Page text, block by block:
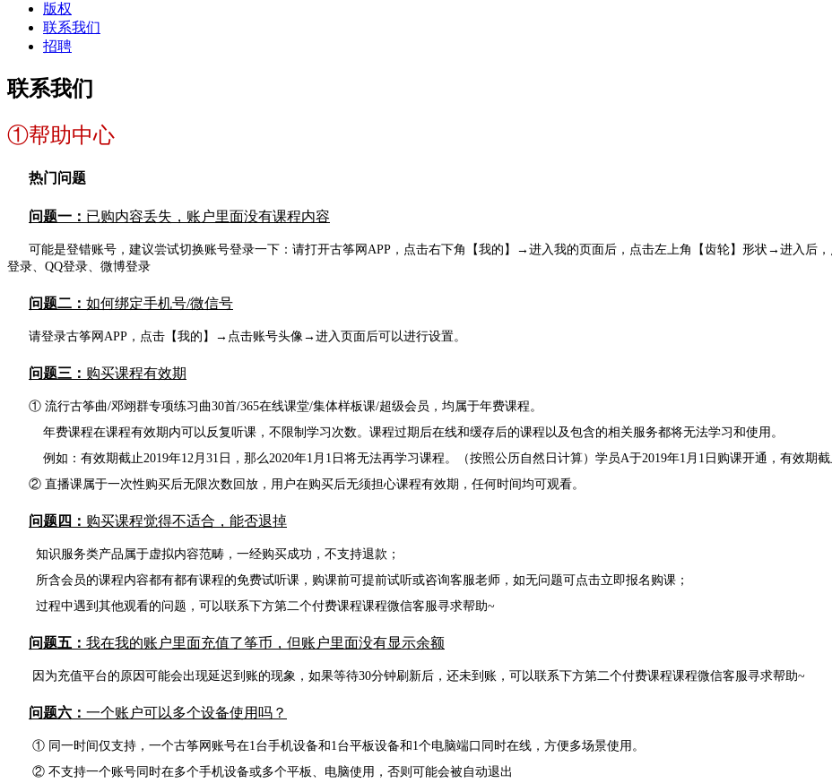
版权
联系我们
招聘
联系我们
①帮助中心
热门问题
问题一： 已购内容丢失，账户里面没有课程内容
可能是登错账号，建议尝试切换账号登录一下：请打开古筝网APP，点击右下角【我的】→进入我的页面后，点击左上角【齿轮】形状→进入后，
登录、QQ登录、微博登录
问题二： 如何绑定手机号/微信号
请登录古筝网APP，点击【我的】 →点击账号头像→进入页面后可以进行设置。
问题三： 购买课程有效期
① 流行古筝曲/邓翊群专项练习曲30首/365在线课堂/集体样板课/超级会员，均属于年费课程。
年费课程在课程有效期内可以反复听课，不限制学习次数。课程过期后在线和缓存后的课程以及包含的相关服务都将无法学习和使用。
例如：有效期截止2019年12月31日，那么2020年1月1日将无法再学习课程。（按照公历自然日计算）学员A于2019年1月1日购课开通，有效期截
② 直播课属于一次性购买后无限次数回放，用户在购买后无须担心课程有效期，任何时间均可观看。
问题四： 购买课程觉得不适合，能否退掉
知识服务类产品属于虚拟内容范畴，一经购买成功，不支持退款；
所含会员的课程内容都有都有课程的免费试听课，购课前可提前试听或咨询客服老师，如无问题可点击立即报名购课；
过程中遇到其他观看的问题，可以联系下方第二个付费课程课程微信客服寻求帮助~
问题五： 我在我的账户里面充值了筝币，但账户里面没有显示余额
因为充值平台的原因可能会出现延迟到账的现象，如果等待30分钟刷新后，还未到账， 可以联系下方第二个付费课程课程微信客服寻求帮助~
问题六： 一个账户可以多个设备使用吗？
① 同一时间仅支持，一个古筝网账号在1台手机设备和1台平板设备和1个电脑端口同时在线，方便多场景使用。
② 不支持一个账号同时在多个手机设备或多个平板、电脑使用，否则可能会被自动退出